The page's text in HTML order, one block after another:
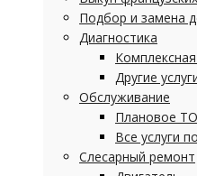
Подбор и замена
Диагностика
Другие
Обслуживание
Плановое ТО
Все услуги
Слесарный ремонт